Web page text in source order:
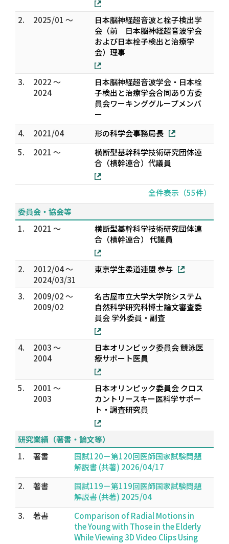
2. 2025/01 ～
日本脳神経超音波と栓子検出学
会（前 日本脳神経超音波学会
および日本栓子検出と治療学
会）理事
3.
2022 ～
2024
日本脳神経超音波学会・日本栓
子検出と治療学会合同あり方委
員会ワーキンググループメンバ
ー
4.
2021/04
形の科学会事務局長
5.
2021 ～
横断型基幹科学技術研究団体連
合（横幹連合）代議員
全件表示（55件）
委員会・協会等
1.
2021 ～
横断型基幹科学技術研究団体連
合（横幹連合） 代議員
2.
2012/04 ～
2024/03/31
東京学生柔道連盟 参与
3.
2009/02 ～
2009/02
名古屋市立大学大学院システム
自然科学研究科博士論文審査委
員会 学外委員・副査
4.
2003 ～
2004
日本オリンピック委員会 競泳医
療サポート医員
5.
2001 ～
2003
日本オリンピック委員会 クロス
カントリースキー医科学サポー
ト・調査研究員
研究業績（著書・論文等）
1.
著書
国試120－第120回医師国家試験問題
解説書 (共著) 2026/04/17
2.
著書
国試119－第119回医師国家試験問題
解説書 (共著) 2025/04
3.
著書
Comparison of Radial Motions in
the Young with Those in the Elderly
While Viewing 3D Video Clips Using